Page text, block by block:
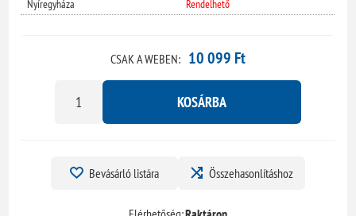
Nyíregyháza
Rendelhető
CSAK A WEBEN: 10 099 Ft
KOSÁRBA
Bevásárló listára Összehasonlításhoz